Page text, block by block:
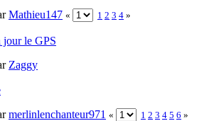
Mathieu147 « 1 2 3 4 »
jour le GPS
Zaggy
merlinlenchanteur971 « 1 2 3 4 5 6 »